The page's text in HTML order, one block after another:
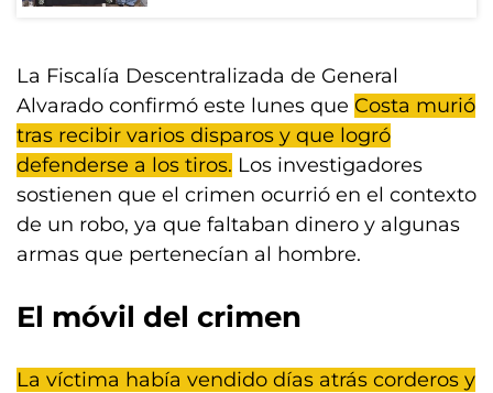
La Fiscalía Descentralizada de General
Alvarado confirmó este lunes que Costa murió
tras recibir varios disparos y que logró
defenderse a los tiros. Los investigadores
sostienen que el crimen ocurrió en el contexto
de un robo, ya que faltaban dinero y algunas
armas que pertenecían al hombre.
El móvil del crimen
La víctima había vendido días atrás corderos y